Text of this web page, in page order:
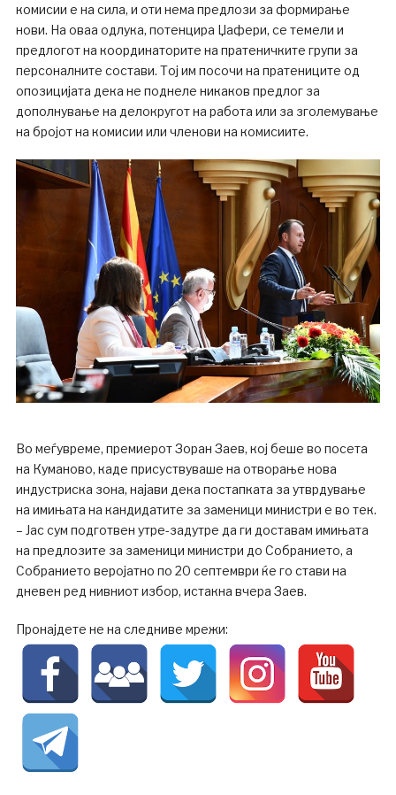
комисии е на сила, и оти нема предлози за формирање
нови. На оваа одлука, потенцира Џафери, се темели и
предлогот на координаторите на пратеничките групи за
персоналните состави. Тој им посочи на пратениците од
опозицијата дека не поднеле никаков предлог за
дополнување на делокругот на работа или за зголемување
на бројот на комисии или членови на комисиите.
Во меѓувреме, премиерот Зоран Заев, кој беше во посета
на Куманово, каде присуствуваше на отворање нова
индустриска зона, најави дека постапката за утврдување
на имињата на кандидатите за заменици министри е во тек.
– Јас сум подготвен утре-задутре да ги доставам имињата
на предлозите за заменици министри до Собранието, а
Собранието веројатно по 20 септември ќе го стави на
дневен ред нивниот избор, истакна вчера Заев.
Пронајдете не на следниве мрежи: